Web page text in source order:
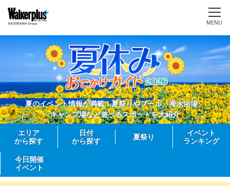
MENU
夏のイベント情報が満載！夏祭りやプール、海水浴場、
キャンプ場など遊べるスポットを大紹介
エリア
から探す
日付
から探す
夏祭り
イベント
ランキング
今日開催
イベント